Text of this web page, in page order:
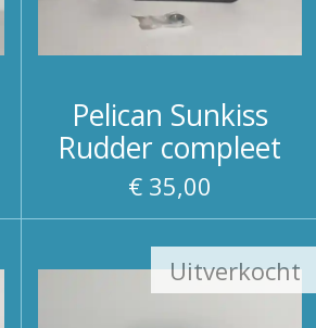
Pelican Sunkiss
Rudder compleet
€ 35,00
Uitverkocht